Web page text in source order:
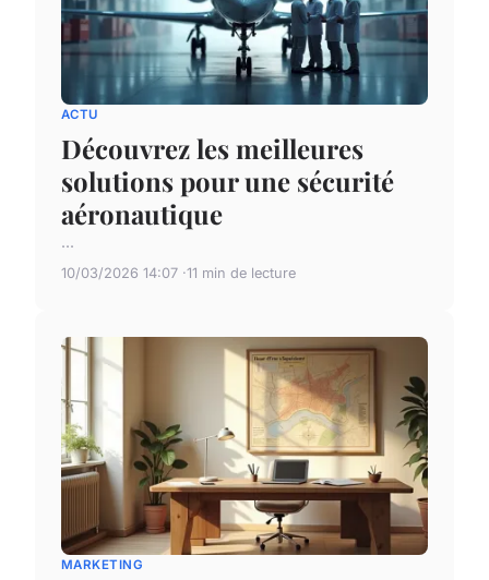
ACTU
Découvrez les meilleures
solutions pour une sécurité
aéronautique
...
10/03/2026 14:07 11 min de lecture
MARKETING